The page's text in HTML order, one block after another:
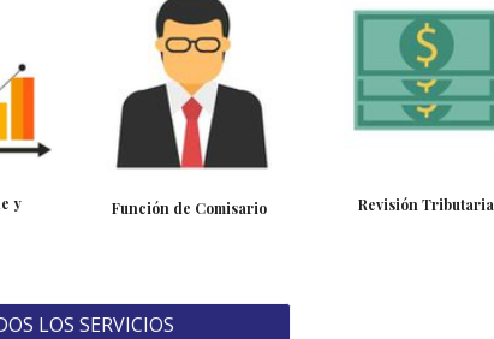
y
Función de Comisario Revisión Tributaria
LOS SERVICIOS